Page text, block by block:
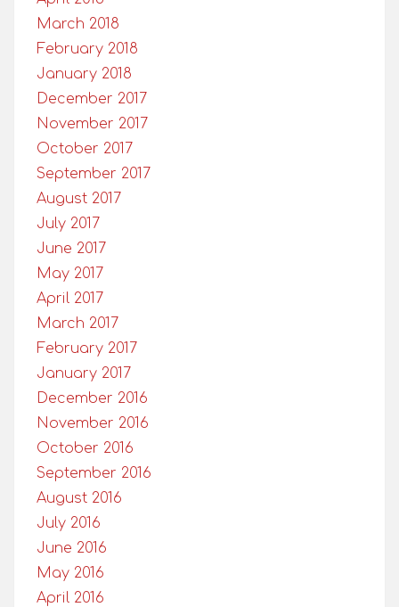
March 2018
February 2018
January 2018
December 2017
November 2017
October 2017
September 2017
August 2017
July 2017
June 2017
May 2017
April 2017
March 2017
February 2017
January 2017
December 2016
November 2016
October 2016
September 2016
August 2016
July 2016
June 2016
May 2016
April 2016